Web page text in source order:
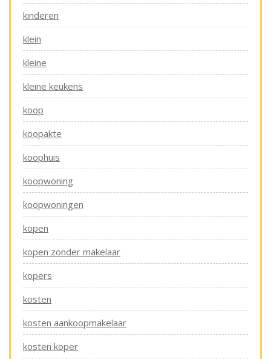
kinderen
klein
kleine
kleine keukens
koop
koopakte
koophuis
koopwoning
koopwoningen
kopen
kopen zonder makelaar
kopers
kosten
kosten aankoopmakelaar
kosten koper